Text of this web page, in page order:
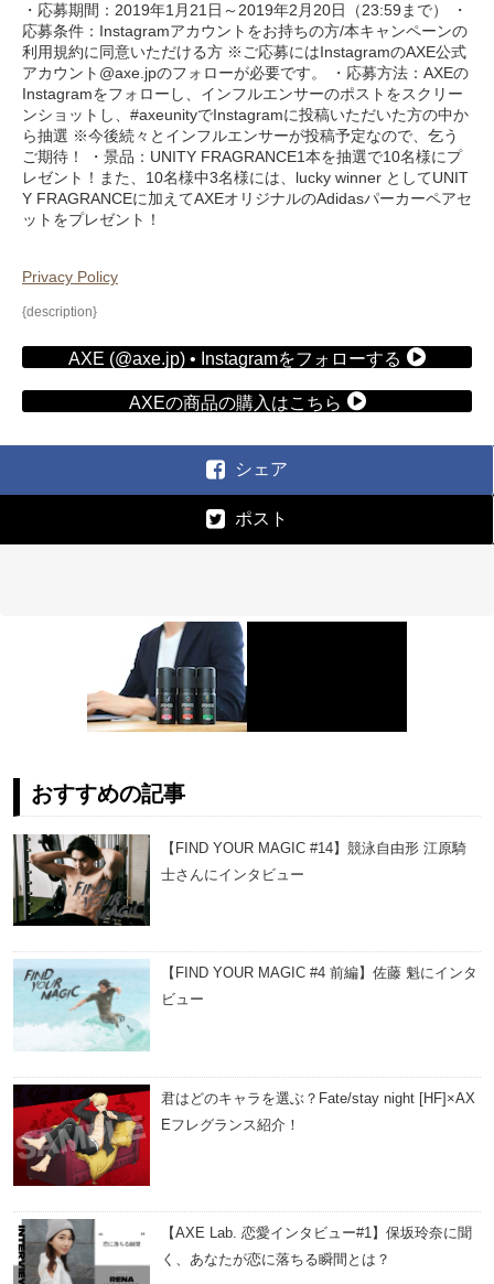
・応募期間：2019年1月21日～2019年2月20日（23:59まで） ・
応募条件：Instagramアカウントをお持ちの方/本キャンペーンの
利用規約に同意いただける方 ※ご応募にはInstagramのAXE公式
アカウント@axe.jpのフォローが必要です。 ・応募方法：AXEの
Instagramをフォローし、インフルエンサーのポストをスクリー
ンショットし、#axeunityでInstagramに投稿いただいた方の中か
ら抽選 ※今後続々とインフルエンサーが投稿予定なので、乞う
ご期待！ ・景品：UNITY FRAGRANCE1本を抽選で10名様にプ
レゼント！また、10名様中3名様には、lucky winner としてUNIT
Y FRAGRANCEに加えてAXEオリジナルのAdidasパーカーペアセ
ットをプレゼント！
Privacy Policy
{description}
AXE (@axe.jp) • Instagramをフォローする
AXEの商品の購入はこちら
シェア
ポスト
おすすめの記事
【FIND YOUR MAGIC #14】競泳自由形 江原騎
士さんにインタビュー
【FIND YOUR MAGIC #4 前編】佐藤 魁にインタ
ビュー
君はどのキャラを選ぶ？Fate/stay night [HF]×AX
Eフレグランス紹介！
【AXE Lab. 恋愛インタビュー#1】保坂玲奈に聞
く、あなたが恋に落ちる瞬間とは？